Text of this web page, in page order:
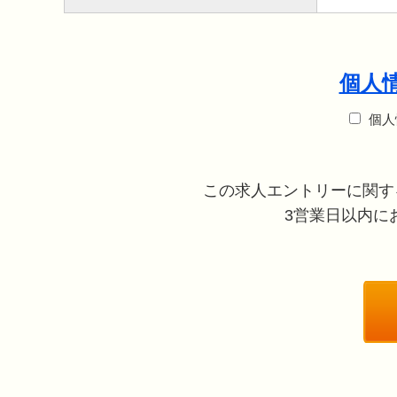
個人
個
この求人エントリーに関
3営業日以内に